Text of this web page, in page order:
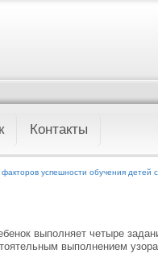
Контакты
успешности обучения детей
выполняет четыре
выполнением